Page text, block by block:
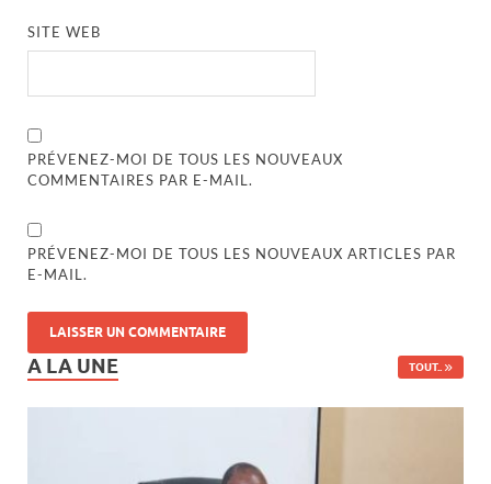
SITE WEB
PRÉVENEZ-MOI DE TOUS LES NOUVEAUX
COMMENTAIRES PAR E-MAIL.
PRÉVENEZ-MOI DE TOUS LES NOUVEAUX ARTICLES PAR
E-MAIL.
A LA UNE TOUT..